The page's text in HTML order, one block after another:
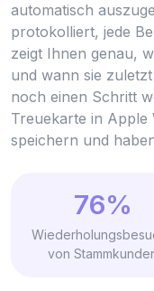
automatisch
protokolliert, jede
zeigt Ihnen genau,
und wann sie
noch einen Schritt
Treuekarte in Apple
speichern und
76%
von